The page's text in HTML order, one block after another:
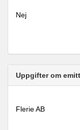
Nej
Uppgifter om
Flerie AB